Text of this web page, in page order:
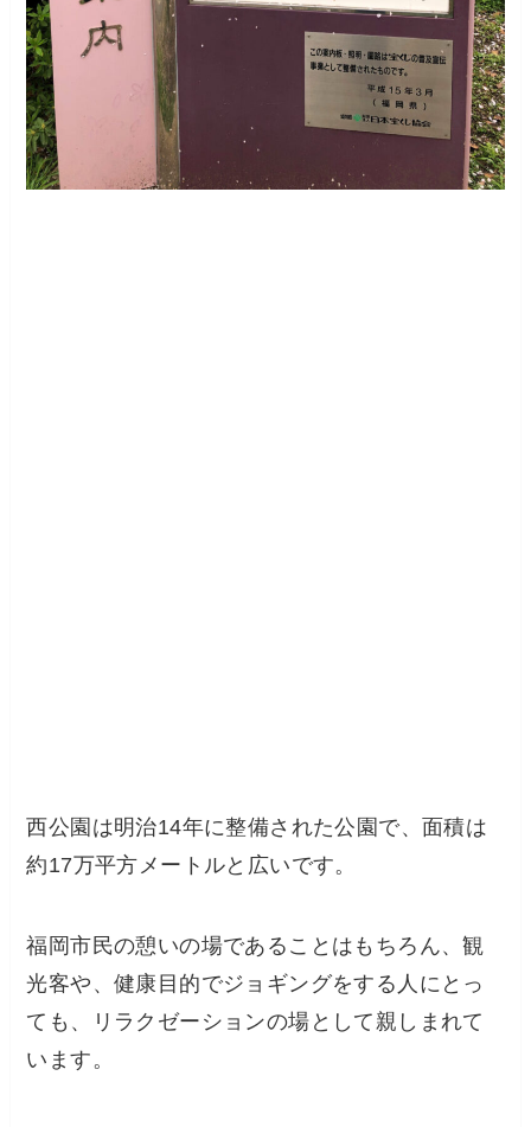
西公園は明治14年に整備された公園で、面積は
約17万平方メートルと広いです。
福岡市民の憩いの場であることはもちろん、観
光客や、健康目的でジョギングをする人にとっ
ても、リラクゼーションの場として親しまれて
います。